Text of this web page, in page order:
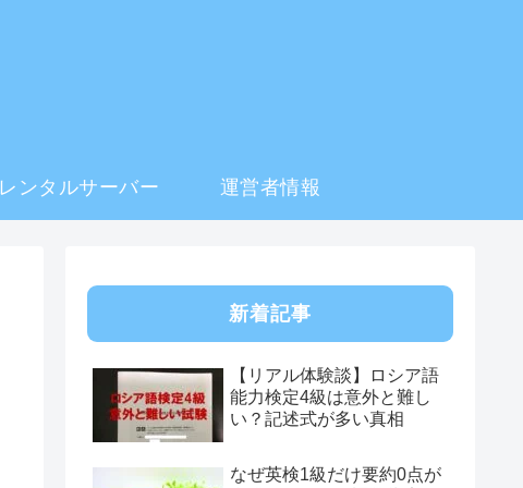
レンタルサーバー 運営者情報
新着記事
【リアル体験談】ロシア語
能力検定4級は意外と難し
い？記述式が多い真相
なぜ英検1級だけ要約0点が